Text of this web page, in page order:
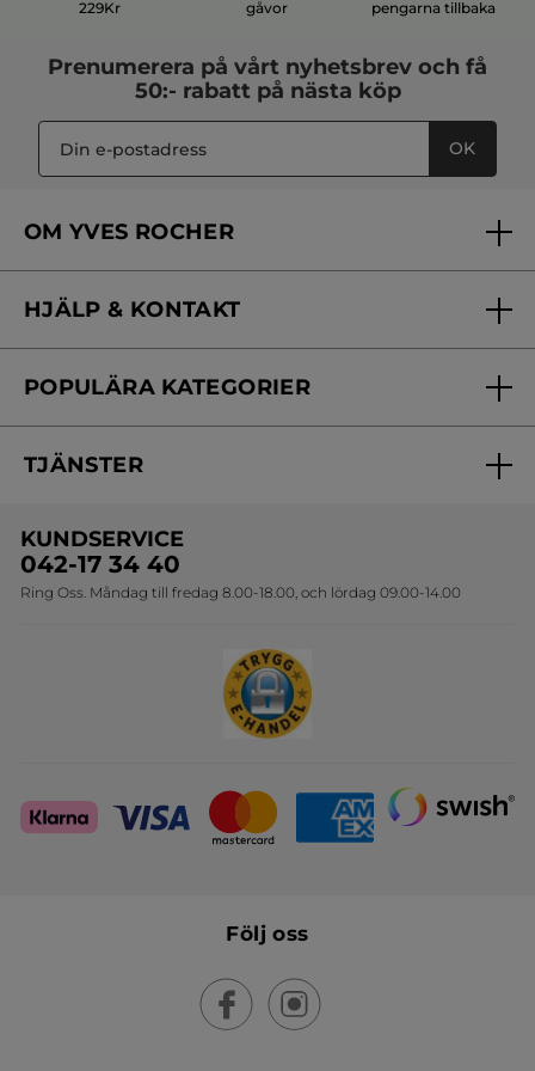
229Kr
gåvor
pengarna tillbaka
Prenumerera på vårt nyhetsbrev och få
50:- rabatt på nästa köp
OK
OM YVES ROCHER
Vårt engagemang
Skönhetstips
HJÄLP & KONTAKT
Kontakta oss
Online prislista
POPULÄRA KATEGORIER
Erbjudanden
Travelsize
Sets
TJÄNSTER
Onlineprislista för postorder
KUNDSERVICE
042-17 34 40
Ring Oss. Måndag till fredag 8.00-18.00, och lördag 09.00-14.00
Följ oss